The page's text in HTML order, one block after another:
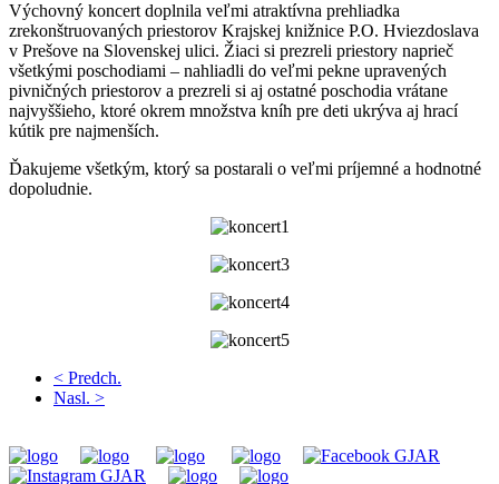
Výchovný koncert doplnila veľmi atraktívna prehliadka
zrekonštruovaných priestorov Krajskej knižnice P.O. Hviezdoslava
v Prešove na Slovenskej ulici. Žiaci si prezreli priestory naprieč
všetkými poschodiami – nahliadli do veľmi pekne upravených
pivničných priestorov a prezreli si aj ostatné poschodia vrátane
najvyššieho, ktoré okrem množstva kníh pre deti ukrýva aj hrací
kútik pre najmenších.
Ďakujeme všetkým, ktorý sa postarali o veľmi príjemné a hodnotné
dopoludnie.
< Predch.
Nasl. >